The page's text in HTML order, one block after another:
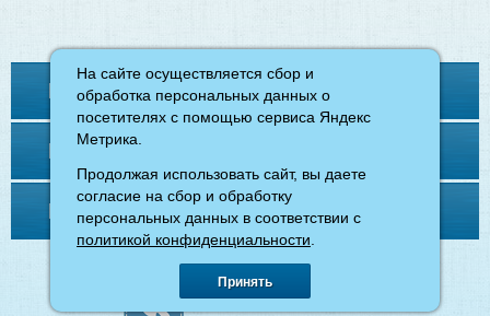
Контакты
Меню
Напишите нам
магазин «Ткани для вас»
На сайте осуществляется сбор и
обработка персональных данных о
посетителях с помощью сервиса Яндекс
Метрика.
Продолжая использовать сайт, вы даете
согласие на сбор и обработку
персональных данных в соответствии с
политикой конфиденциальности
Принять
На сайте осуществляется сбор и
обработка персональных данных о
посетителях с помощью сервиса Яндекс
Метрика.
Продолжая использовать сайт, вы даете
согласие на сбор и обработку
персональных данных в соответствии с
политикой конфиденциальности
Принять